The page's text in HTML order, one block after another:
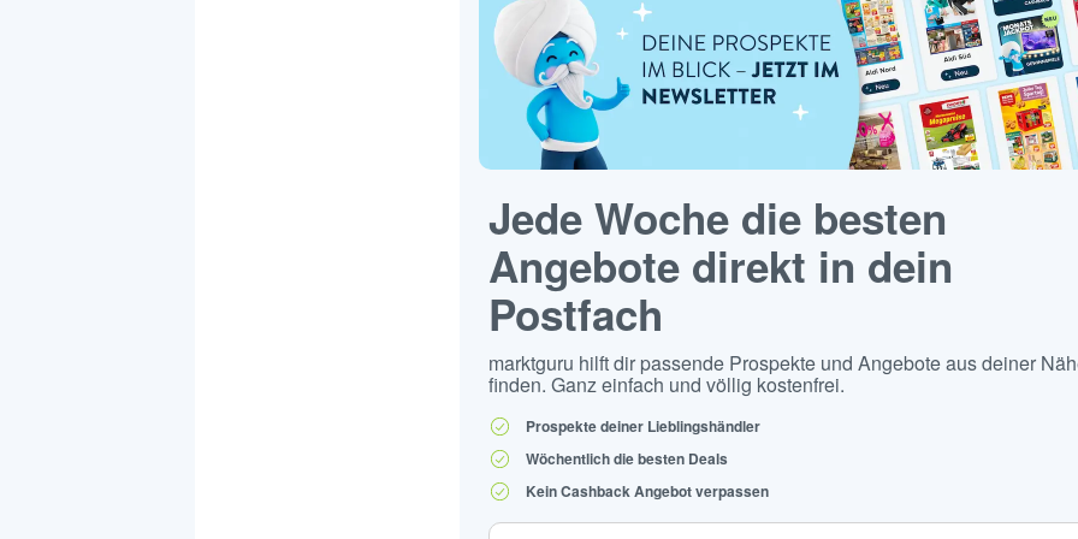
Jede Woche die besten
Angebote direkt in dein
Postfach
marktguru hilft dir passende Prospekte und Angebote aus deiner
finden. Ganz einfach und völlig kostenfrei.
Prospekte deiner Lieblingshändler
Wöchentlich die besten Deals
Kein Cashback Angebot verpassen